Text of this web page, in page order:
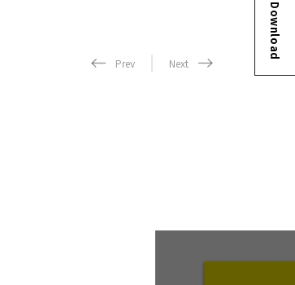
Download
Prev Next